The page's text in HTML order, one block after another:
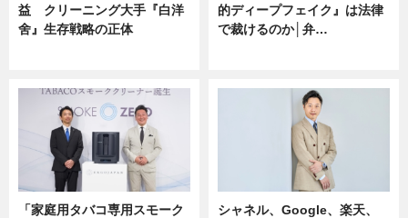
益 クリーニング大手『白洋
舍』生存戦略の正体
的ディープフェイク』は法律
で裁けるのか│弁…
「家庭用タバコ専用スモーク
シャネル、Google、楽天、